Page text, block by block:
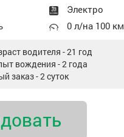
Электро
0 л/на 100 км
водителя - 21 год
вождения - 2 года
заказ - 2 суток